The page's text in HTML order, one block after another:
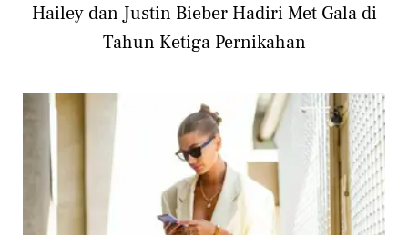
Hailey dan Justin Bieber Hadiri Met Gala di
Tahun Ketiga Pernikahan